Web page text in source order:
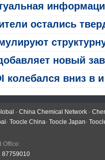
товарах в химической промышленности (24 июля
по цене, а рынок MDI рос (13 - 17
глобальной химической
подразделение MDI Wanhua проходит техническое
вниз в июне
- China Chemical Network -
- Toocle China- Toocle Japan-
Office:
87759010